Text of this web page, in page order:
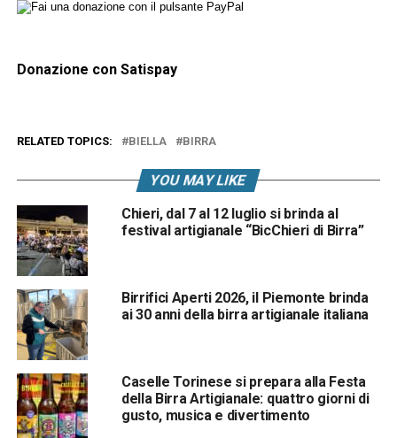
Donazione con Satispay
RELATED TOPICS: BIELLA BIRRA
YOU MAY LIKE
Chieri, dal 7 al 12 luglio si brinda al
festival artigianale “BicChieri di Birra”
Birrifici Aperti 2026, il Piemonte brinda
ai 30 anni della birra artigianale italiana
Caselle Torinese si prepara alla Festa
della Birra Artigianale: quattro giorni di
gusto, musica e divertimento